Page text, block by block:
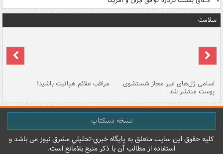
سلامت
اسامی ژل‌های غیر مجاز شستشوی
پوست منتشر شد
مراقب علائم هپاتیت باشید!
نسخه دسکتاپ
کليه حقوق اين سايت متعلق به پایگاه خبري-تحليلي مشرق نيوز می باشد و
استفاده از مطالب آن با ذکر منبع بلامانع است.